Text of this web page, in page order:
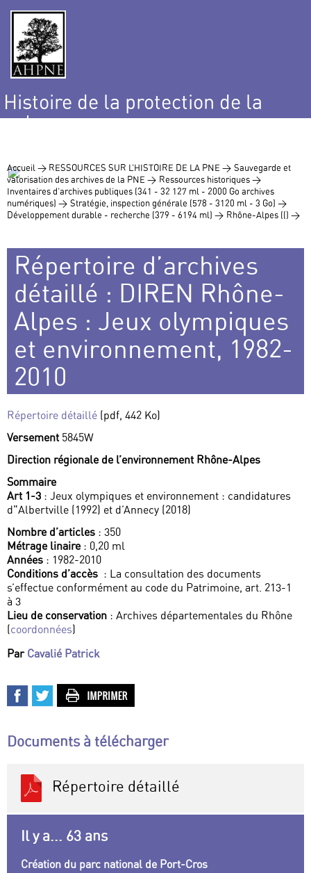
Histoire de la protection de la
nature
Accueil > RESSOURCES SUR L’HISTOIRE DE LA PNE > Sauvegarde et
valorisation des archives de la PNE > Ressources historiques >
Inventaires d’archives publiques (341 - 32 127 ml - 2000 Go archives
numériques) > Stratégie, inspection générale (578 - 3120 ml - 3 Go) >
Développement durable - recherche (379 - 6194 ml) > Rhône-Alpes (() >
Répertoire d’archives
détaillé : DIREN Rhône-
Alpes : Jeux olympiques
et environnement, 1982-
2010
Répertoire détaillé (pdf, 442 Ko)
Versement 5845W
Direction régionale de l’environnement Rhône-Alpes
Sommaire
Art 1-3 : Jeux olympiques et environnement : candidatures
d"Albertville (1992) et d’Annecy (2018)
Nombre d’articles : 350
Métrage linaire: 0,20 ml
Années : 1982-2010
Conditions d’accès : La consultation des documents
s’effectue conformément au code du Patrimoine, art. 213-1
à 3
Lieu de conservation : Archives départementales du Rhône
(coordonnées)
Par Cavalié Patrick
Documents à télécharger
Répertoire détaillé
Il y a... 63 ans
Création du parc national de Port-Cros